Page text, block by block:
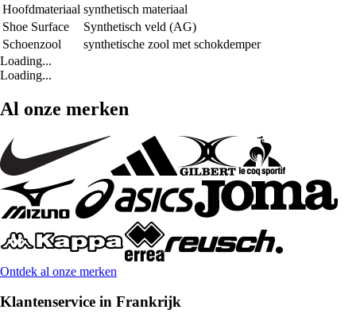
Hoofdmateriaal synthetisch materiaal
Shoe Surface
Synthetisch veld (AG)
Schoenzool
synthetische zool met schokdemper
Loading...
Loading...
Al onze merken
Ontdek al onze merken
Klantenservice in Frankrijk